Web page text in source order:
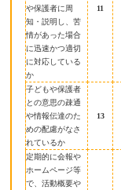
や保護者に周
知・説明し、苦
情があった場合
に迅速かつ適切
に対応している
か
11
子どもや保護者
との意思の疎通
や情報伝達のた
めの配慮がなさ
れているか
13
定期的に会報や
ホームページ等
で、活動概要や